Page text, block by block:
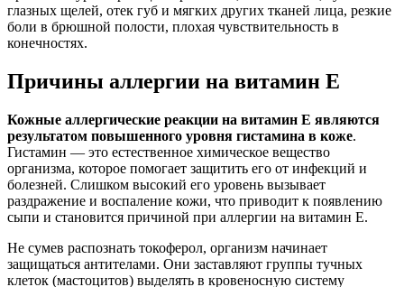
глазных щелей, отек губ и мягких других тканей лица, резкие
боли в брюшной полости, плохая чувствительность в
конечностях.
Причины аллергии на витамин Е
Кожные аллергические реакции на витамин Е являются
результатом повышенного уровня гистамина в коже.
Гистамин — это естественное химическое вещество
организма, которое помогает защитить его от инфекций и
болезней. Слишком высокий его уровень вызывает
раздражение и воспаление кожи, что приводит к появлению
сыпи и становится причиной при аллергии на витамин Е.
Не сумев распознать токоферол, организм начинает
защищаться антителами. Они заставляют группы тучных
клеток (мастоцитов) выделять в кровеносную систему